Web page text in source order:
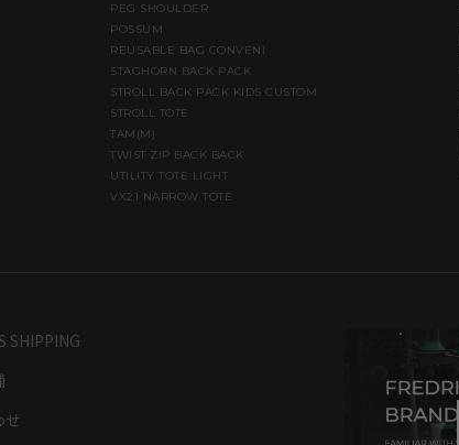
PEG SHOULDER
POSSUM
REUSABLE BAG CONVENI
STAGHORN BACK PACK
STROLL BACK PACK KIDS CUSTOM
STROLL TOTE
TAM(M)
TWIST ZIP BACK BACK
UTILITY TOTE LIGHT
VX21 NARROW TOTE
SHIPPING
せ